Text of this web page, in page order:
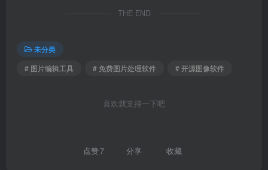
THE END
未分类
# 图片编辑工具
# 免费图片处理软件 # 开源图像软件
喜欢就支持一下吧
点赞7 分享 收藏